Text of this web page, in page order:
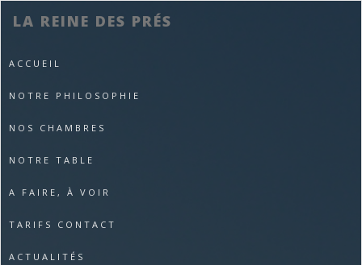
LA REINE DES PRÉS
ACCUEIL
NOTRE PHILOSOPHIE
NOS CHAMBRES
NOTRE TABLE
A FAIRE, À VOIR
TARIFS CONTACT
ACTUALITÉS